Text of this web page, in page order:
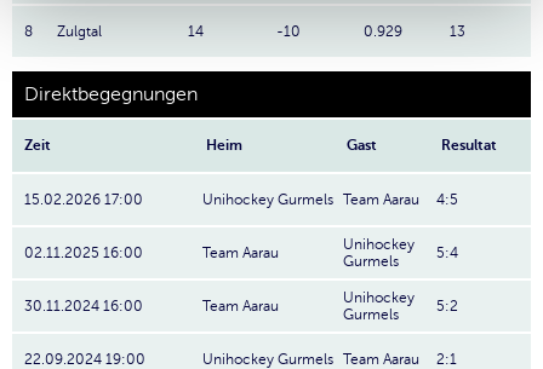
8 Zulgtal 14 -10 0.929 13
Direktbegegnungen
Zeit Heim Gast Resultat
15.02.2026 17:00 Unihockey Gurmels Team Aarau 4:5
02.11.2025 16:00 Team Aarau
Unihockey
Gurmels
5:4
30.11.2024 16:00 Team Aarau
Unihockey
Gurmels
5:2
22.09.2024 19:00 Unihockey Gurmels Team Aarau 2:1